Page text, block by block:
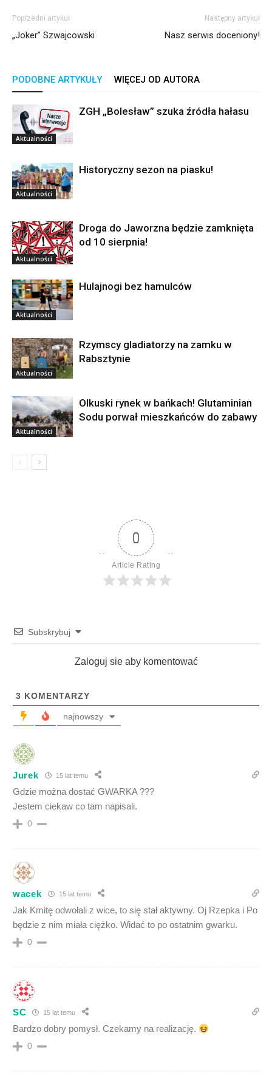
Poprzedni artykuł
„Joker” Szwajcowski
Następny artykuł
Nasz serwis doceniony!
PODOBNE ARTYKUŁY WIĘCEJ OD AUTORA
Aktualności
ZGH „Bolesław” szuka źródła hałasu
Aktualności
Historyczny sezon na piasku!
Aktualności
Droga do Jaworzna będzie zamknięta
od 10 sierpnia!
Aktualności
Hulajnogi bez hamulców
Aktualności
Rzymscy gladiatorzy na zamku w
Rabsztynie
Aktualności
Olkuski rynek w bańkach! Glutaminian
Sodu porwał mieszkańców do zabawy
0
Article Rating
Subskrybuj
Zaloguj sie aby komentować
3 KOMENTARZY
najnowszy
Jurek 15 lat temu
Gdzie można dostać GWARKA ???
Jestem ciekaw co tam napisali.
0
wacek 15 lat temu
Jak Kmitę odwołali z wice, to się stał aktywny. Oj Rzepka i Po
będzie z nim miała ciężko. Widać to po ostatnim gwarku.
0
SC 15 lat temu
Bardzo dobry pomysł. Czekamy na realizację.
0